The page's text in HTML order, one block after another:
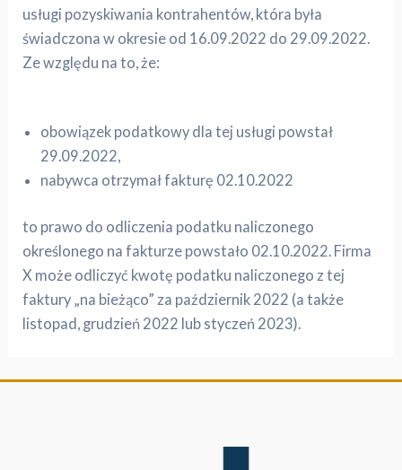
usługi pozyskiwania kontrahentów, która była
świadczona w okresie od 16.09.2022 do 29.09.2022.
Ze względu na to, że:
obowiązek podatkowy dla tej usługi powstał
29.09.2022,
nabywca otrzymał fakturę 02.10.2022
to prawo do odliczenia podatku naliczonego
określonego na fakturze powstało 02.10.2022. Firma
X może odliczyć kwotę podatku naliczonego z tej
faktury „na bieżąco” za październik 2022 (a także
listopad, grudzień 2022 lub styczeń 2023).